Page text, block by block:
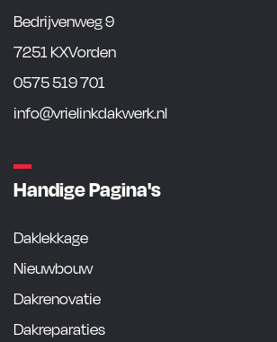
Bedrijvenweg 9
7251 KXVorden
0575 519 701
info@vrielinkdakwerk.nl
Handige Pagina's
Daklekkage
Nieuwbouw
Dakrenovatie
Dakreparaties